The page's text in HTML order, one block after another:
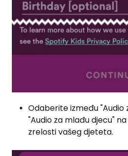
Odaberite između "Audio
"Audio za mlađu djecu"
zrelosti vašeg djeteta.